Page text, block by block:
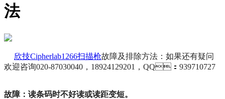
法
欣技Cipherlab1266扫描枪故障及排除方法：如果还有疑问
欢迎咨询020-87030040，18924129201，QQ：939710727
故障：读条码时不好读或读距变短。